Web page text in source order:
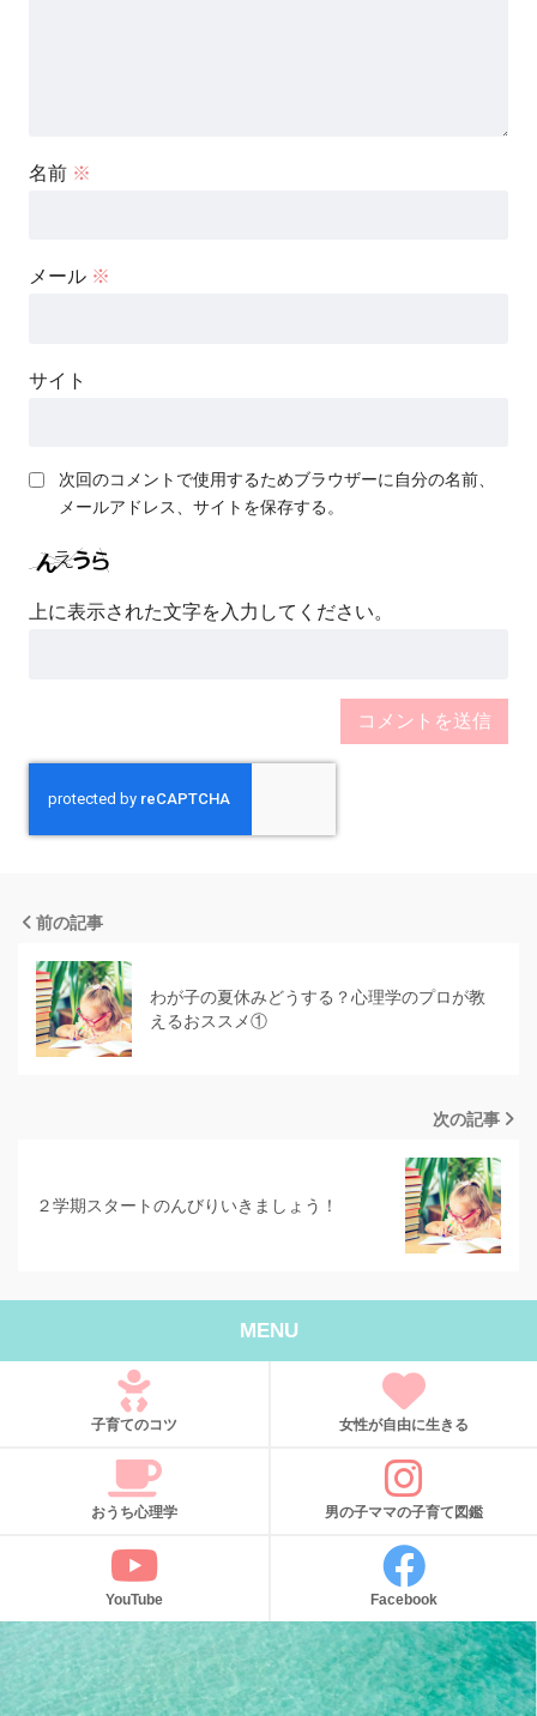
名前 ※
メール ※
サイト
次回のコメントで使用するためブラウザーに自分の名前、
メールアドレス、サイトを保存する。
上に表示された文字を入力してください。
前の記事
わが子の夏休みどうする？心理学のプロが教
えるおススメ①
次の記事
２学期スタートのんびりいきましょう！
MENU
子育てのコツ 女性が自由に生きる
おうち心理学 男の子ママの子育て図鑑
YouTube Facebook